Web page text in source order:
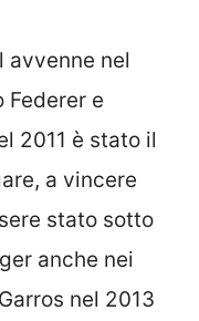
avvenne nel
Federer e
2011 è stato il
a vincere
stato sotto
anche nei
nel 2013